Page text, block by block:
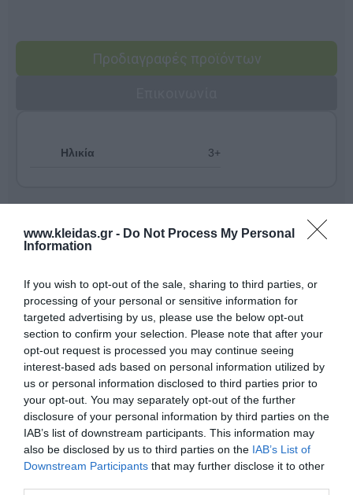
www.kleidas.gr - Do Not Process My Personal
Information
If you wish to opt-out of the sale, sharing to third parties, or
processing of your personal or sensitive information for
targeted advertising by us, please use the below opt-out
section to confirm your selection. Please note that after your
opt-out request is processed you may continue seeing
interest-based ads based on personal information utilized by
us or personal information disclosed to third parties prior to
your opt-out. You may separately opt-out of the further
disclosure of your personal information by third parties on the
IAB’s list of downstream participants. This information may
also be disclosed by us to third parties on the IAB’s List of
Downstream Participants that may further disclose it to other
Προδιαγραφές προϊόντων
Ηλικία 3+
ΗNathan είναι ένας διεθνής ηγέτης στον σχεδιασμό
και την παροχή επαγγελματικού εκπαιδευτικού
εξοπλισμού. Η γκάμα της περιλαμβάνει από
εξειδικευμένο υλικό ψυχοκινητικής έως μικροέπιπλα
για συμβολικό παιχνίδι, όλα κατασκευασμένα για να
αντέχουν στη σκληρή χρήση σε σχολικά